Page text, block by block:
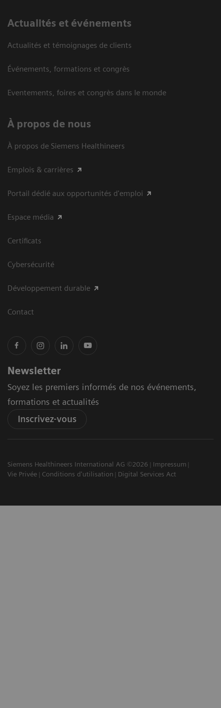
Actualités et événements
Actualités et témoignages de clients
Événements, formations et congrès
Eventements, foires et congrès dans le monde
À propos de nous
À propos de Siemens Healthineers
Emplois & carrières
Portail dédié aux opportunités d'emploi
Espace média
Certificats
Cybersécurité
Développement durable
Contact
Newsletter
Soyez les premiers informés de nos événements,
formations et actualités
Inscrivez-vous
Siemens Healthineers International AG ©2026
Impressum
Vie Privée
Conditions d'utilisation Digital Services Act